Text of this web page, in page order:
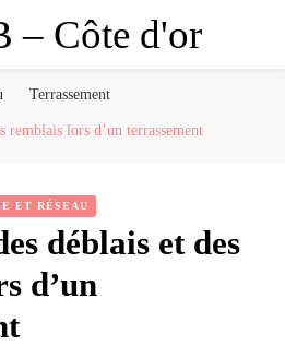
– Côte d'or
Terrassement
remblais lors d’un terrassement
ET RÉSEAU
déblais et des
d’un